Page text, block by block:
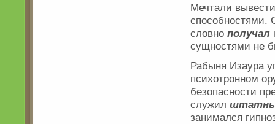
Мечтали
способностями.
словно получал
сущностями не
Рабыня Изаура
психотронном
безопасности
служил
занимался